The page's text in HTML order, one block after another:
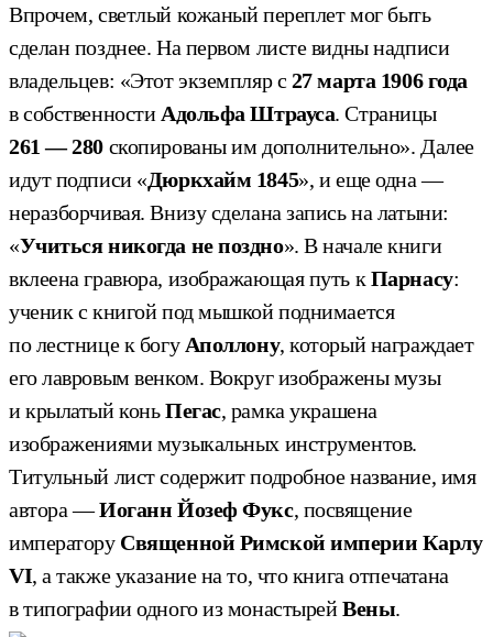
Впрочем, светлый кожаный переплет мог быть
сделан позднее. На первом листе видны надписи
владельцев: «Этот экземпляр с 27 марта 1906 года
в собственности Адольфа Штрауса. Страницы
261 — 280 скопированы им дополнительно». Далее
идут подписи «Дюркхайм 1845», и еще одна —
неразборчивая. Внизу сделана запись на латыни:
«Учиться никогда не поздно». В начале книги
вклеена гравюра, изображающая путь кПарнасу:
ученик с книгой под мышкой поднимается
по лестнице к богу Аполлону, который награждает
его лавровым венком. Вокруг изображены музы
и крылатый коньПегас, рамка украшена
изображениями музыкальных инструментов.
Титульный лист содержит подробное название, имя
автора —Иоганн Йозеф Фукс, посвящение
императору Священной Римской империи Карлу
VI, а также указание на то, что книга отпечатана
в типографии одного из монастырейВены.